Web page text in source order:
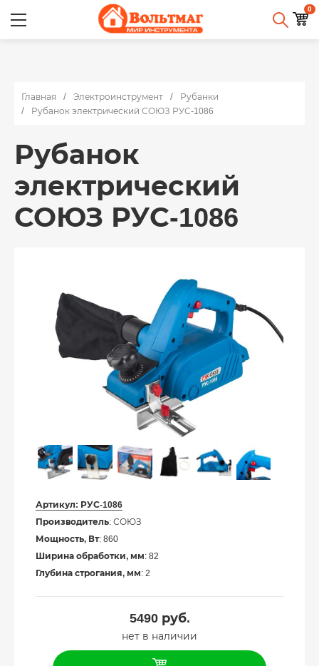
0
Главная Электроинструмент
Рубанки
Рубанок электрический СОЮЗ РУС-1086
Рубанок
электрический
СОЮЗ РУС-1086
Артикул: РУС-1086
Производитель: СОЮЗ
Мощность, Вт: 860
Ширина обработки, мм: 82
Глубина строгания, мм: 2
5490руб.
нет в наличии